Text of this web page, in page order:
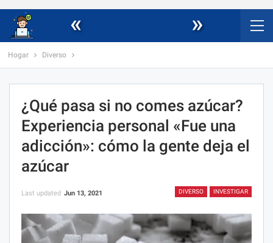
« »
Hogar Diverso
¿Qué pasa si no comes azúcar?
Experiencia personal «Fue una
adicción»: cómo la gente deja el
azúcar
DIVERSO INVESTIGAR
Last updated Jun 13, 2021